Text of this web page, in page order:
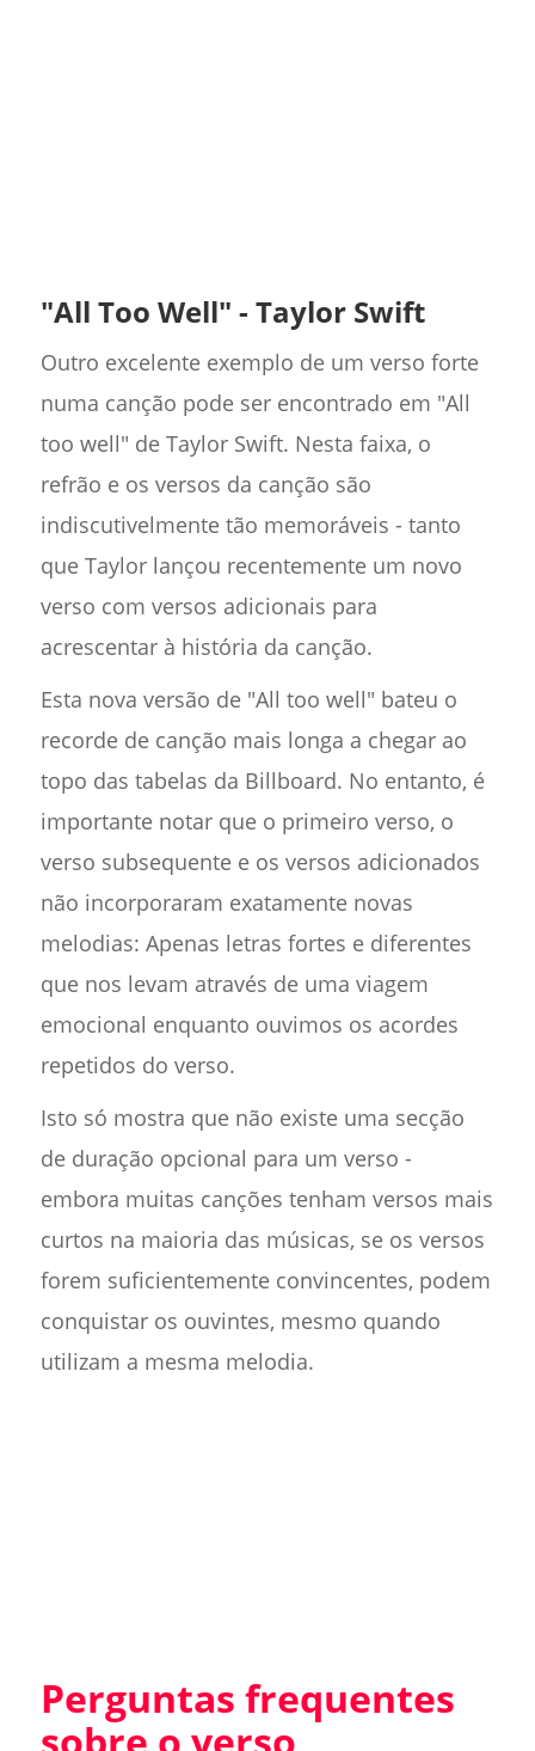
"All Too Well" - Taylor Swift
Outro excelente exemplo de um verso forte
numa canção pode ser encontrado em "All
too well" de Taylor Swift. Nesta faixa, o
refrão e os versos da canção são
indiscutivelmente tão memoráveis - tanto
que Taylor lançou recentemente um novo
verso com versos adicionais para
acrescentar à história da canção.
Esta nova versão de "All too well" bateu o
recorde de canção mais longa a chegar ao
topo das tabelas da Billboard. No entanto, é
importante notar que o primeiro verso, o
verso subsequente e os versos adicionados
não incorporaram exatamente novas
melodias: Apenas letras fortes e diferentes
que nos levam através de uma viagem
emocional enquanto ouvimos os acordes
repetidos do verso.
Isto só mostra que não existe uma secção
de duração opcional para um verso -
embora muitas canções tenham versos mais
curtos na maioria das músicas, se os versos
forem suficientemente convincentes, podem
conquistar os ouvintes, mesmo quando
utilizam a mesma melodia.
Perguntas frequentes
sobre o verso